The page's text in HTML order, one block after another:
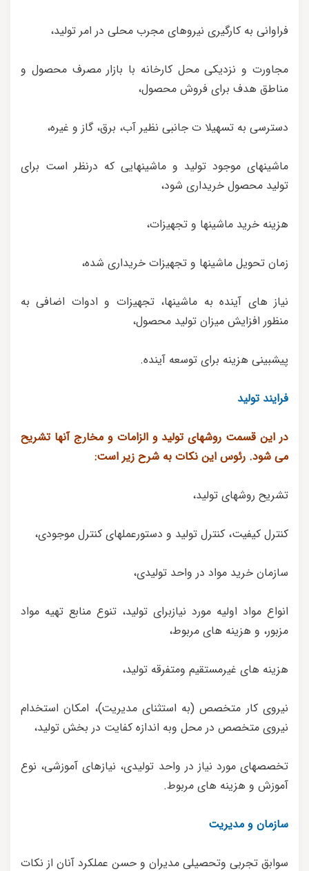
فراوانی به کارگیری نیروهای مجرب محلی در امر تولید،
مجاورت و نزدیکی محل کارخانه با بازار مصرف محصول و
مناطق هدف برای فروش محصول،
دسترسی به تسهیلا ت جانبی نظیر آب، برق، گاز و غیره،
ماشینهای موجود تولید و ماشینهایی که درنظر است برای
تولید محصول خریداری شود،
هزینه خرید ماشینها و تجهیزات،
زمان تحویل ماشینها و تجهیزات خریداری شده،
نیاز های آینده به ماشینها، تجهیزات و ادوات اضافی به
منظور افزایش میزان تولید محصول،
پیشبینی هزینه برای توسعه آینده.
فرایند تولید
در این قسمت روشهای تولید و الزامات و مخارج آنها تشریح
می شود. رئوس این نکات به شرح زیر است:
تشریح روشهای تولید،
کنترل کیفیت، کنترل تولید و دستورعملهای کنترل موجودی،
سازمان خرید مواد در واحد تولیدی،
انواع مواد اولیه مورد نیازبرای تولید، تنوع منابع تهیه مواد
مزبور، و هزینه های مربوط،
هزینه های غیرمستقیم ومتفرقه تولید،
نیروی کار متخصص (به استثنای مدیریت)، امکان استخدام
نیروی متخصص در محل وبه اندازه کفایت در بخش تولید،
تخصصهای مورد نیاز در واحد تولیدی، نیازهای آموزشی، نوع
آموزش و هزینه های مربوط.
سازمان و مدیریت
سوابق تجربی وتحصیلی مدیران و حسن عملکرد آنان از نکات